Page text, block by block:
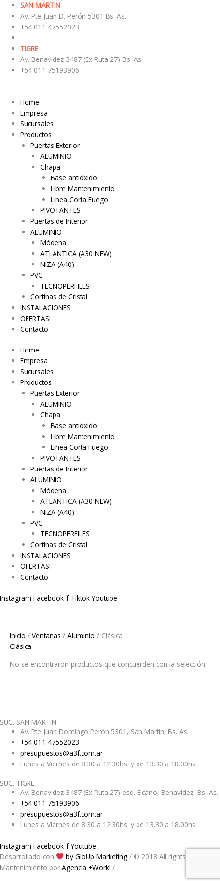
contenido
SAN MARTIN
Av. Pte Juan D. Perón 5301 Bs. As.
+54 011 47552023
TIGRE
Av. Benavidez 3487 (Ex Ruta 27) Bs. As.
+54 011 75193906
Home
Empresa
Sucursales
Productos
Puertas Exterior
ALUMINIO
Chapa
Base antióxido
Libre Mantenimiento
Linea Corta Fuego
PIVOTANTES
Puertas de Interior
ALUMINIO
Módena
ATLANTICA (A30 NEW)
NIZA (A40)
PVC
TECNOPERFILES
Cortinas de Cristal
INSTALACIONES
OFERTAS!
Contacto
Home
Empresa
Sucursales
Productos
Puertas Exterior
ALUMINIO
Chapa
Base antióxido
Libre Mantenimiento
Linea Corta Fuego
PIVOTANTES
Puertas de Interior
ALUMINIO
Módena
ATLANTICA (A30 NEW)
NIZA (A40)
PVC
TECNOPERFILES
Cortinas de Cristal
INSTALACIONES
OFERTAS!
Contacto
Instagram Facebook-f Tiktok Youtube
Inicio / Ventanas / Aluminio / Clásica
Clásica
No se encontraron productos que concuerden con la selección.
SUC. SAN MARTIN
Av. Pte Juan Domingo Perón 5301, San Martin, Bs. As.
+54 011 47552023
presupuestos@a3f.com.ar
Lunes a Viernes de 8.30 a 12.30hs. y de 13.30 a 18.00hs
SUC. TIGRE
Av. Benavidez 3487 (Ex Ruta 27) esq. Elcano, Benavidez, Bs. As.
+54 011 75193906
presupuestos@a3f.com.ar
Lunes a Viernes de 8.30 a 12.30hs. y de 13.30 a 18.00hs
Instagram Facebook-f Youtube
Desarrollado con
by GloUp Marketing / © 2018 All rights reserved /
Mantenimiento por Agencia +Work! /